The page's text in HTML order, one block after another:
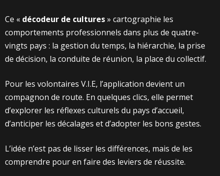
Ce « décodeur de cultures» cartographie les
comportements professionnels dans plus de quatre-
vingts pays : la gestion du temps, la hiérarchie, la prise
de décision, la conduite de réunion, la place du collectif.
Pour les volontaires V.I.E, l’application devient un
compagnon de route. En quelques clics, elle permet
d’explorer les réflexes culturels du pays d’accueil,
d’anticiper les décalages et d’adopter les bons gestes.
L’idée n’est pas de lisser les différences, mais de les
comprendre pour en faire des leviers de réussite.